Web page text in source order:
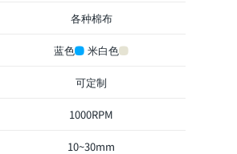
各种棉布
蓝色 米白色
可定制
1000RPM
10~30mm